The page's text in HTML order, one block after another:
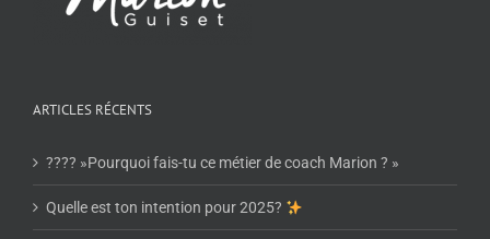
ARTICLES RÉCENTS
???? »Pourquoi fais-tu ce métier de coach Marion ? »
Quelle est ton intention pour 2025?